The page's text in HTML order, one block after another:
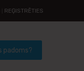
REĢISTRĒTIES